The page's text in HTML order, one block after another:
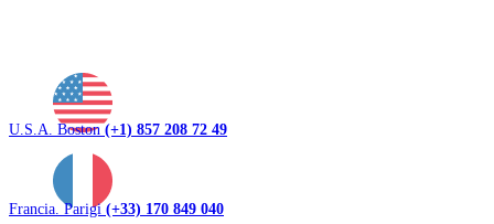
U.S.A. Boston(+1) 857 208 72 49
Francia. Parigi(+33) 170 849 040